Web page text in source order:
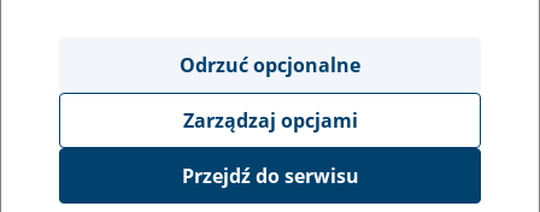
Emerytura a praca za granicą
Odrzuć opcjonalne
Zarządzaj opcjami
Przejdź do serwisu